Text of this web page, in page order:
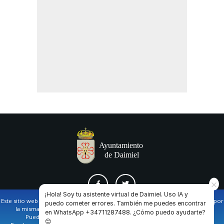
AVISO LEGAL Y POLÍTICA DE PRIVACIDAD COOKIES CONTACTO
Este sitio web utiliza cookies propias y de terceros para facilitar la navegación por
la misma y obtener datos estadísticos de la navegación de los usuarios.
Puede obtener más información en nuestrapolítica de cookies
¡Hola! Soy tu asistente virtual de Daimiel. Uso IA y
puedo cometer errores. También me puedes encontrar
en WhatsApp +34711287488. ¿Cómo puedo ayudarte?
😊